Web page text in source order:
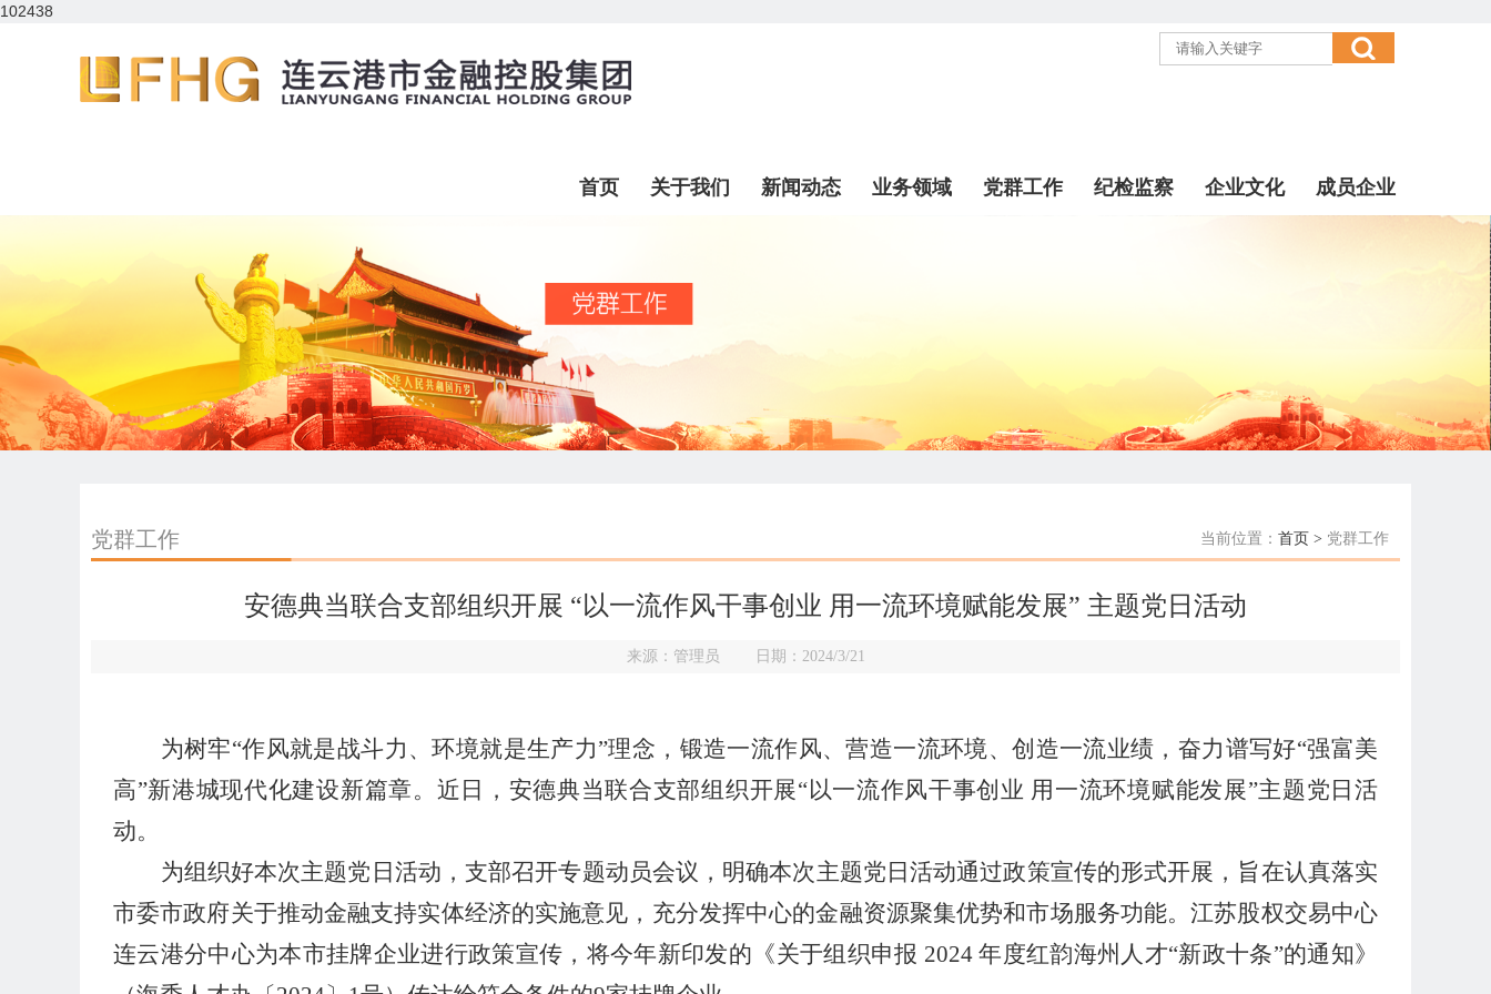
102438
首页 关于我们 新闻动态 业务领域 党群工作 纪检监察 企业文化 成员企业
党群工作 当前位置： 首页 > 党群工作
安德典当联合支部组织开展 “以一流作风干事创业 用一流环境赋能发展” 主题党日活动
来源：管理员 日期：2024/3/21
为树牢“作风就是战斗力、环境就是生产力”理念，锻造一流作风、营造一流环境、创造一流业绩，奋力谱写好“强富美
高”新港城现代化建设新篇章。 近日，安德典当联合支部组织开展“以一流作风干事创业 用一流环境赋能发展”主题党日活
动。
为组织好本次主题党日活动，支部召开专题动员会议，明确本次主题党日活动通过政策宣传的形式开展 ，旨在认真落实
市委市政府关于推动金融支持实体经济的实施意见，充分发挥中心的金融资源聚集优势和市场服务功能。江苏股权交易中心
连云港分中心为本市挂牌企业进行政策宣传，将今年新印发的《关于组织申报 2024 年度红韵海州人才“新政十条”的通知》